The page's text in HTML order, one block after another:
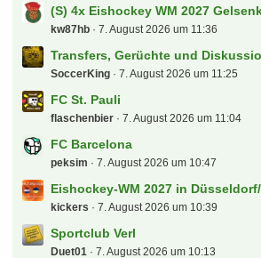
(S) 4x Eishockey WM 2027
kw87hb 7. August 2026 um 11:36
Transfers, Gerüchte und
SoccerKing 7. August 2026 um 11:25
FC St. Pauli
flaschenbier 7. August 2026 um 11:04
FC Barcelona
peksim 7. August 2026 um 10:47
Eishockey-WM 2027 in
kickers 7. August 2026 um 10:39
Sportclub Verl
Duet01 7. August 2026 um 10:13